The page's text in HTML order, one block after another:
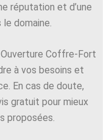
réputation et d’une
domaine.
Coffre-Fort
à vos besoins et
En cas de doute,
gratuit pour mieux
proposées.